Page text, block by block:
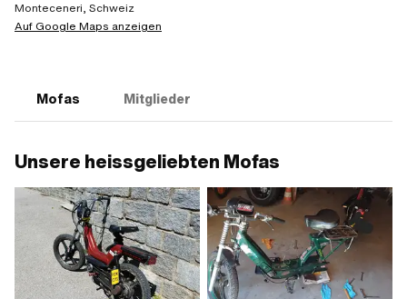
Monteceneri, Schweiz
Auf Google Maps anzeigen
Mofas Mitglieder
Unsere heissgeliebten Mofas